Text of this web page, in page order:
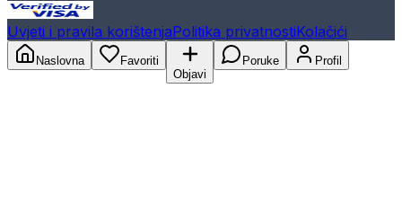
Uvjeti i pravila korištenjaPolitika privatnostiKolačići
Naslovna
Favoriti
Objavi
Poruke Profil